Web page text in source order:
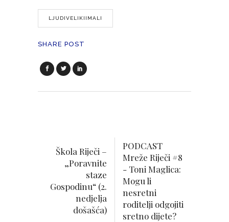
LJUDIVELIKIIMALI
SHARE POST
Škola Riječi –
„Poravnite
staze
Gospodinu“ (2.
nedjelja
došašća)
PODCAST
Mreže Riječi #8
- Toni Maglica:
Mogu li
nesretni
roditelji odgojiti
sretno dijete?